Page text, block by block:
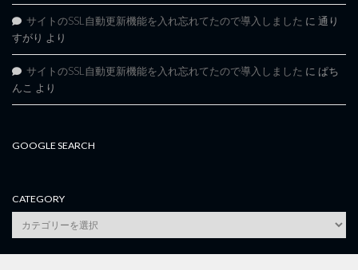
サイトのSSL自動更新機能を入れ忘れてたので導入しました に 通り
すがり より
サイトのSSL自動更新機能を入れ忘れてたので導入しました に ぱち
んこ より
GOOGLE SEARCH
CATEGORY
category